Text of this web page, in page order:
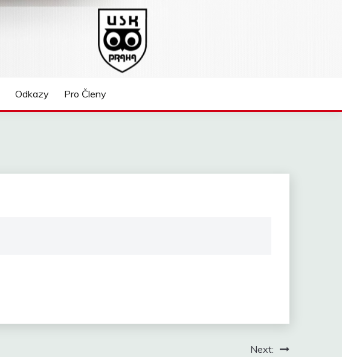
Odkazy Pro Členy
Next: